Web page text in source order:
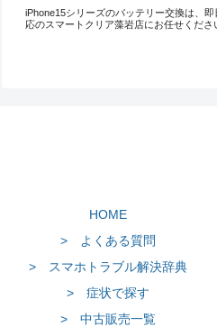
iPhone15シリーズのバッテリー交換は、即
応のスマートクリア藻岩店にお任せくださ
HOME
> よくある質問
> スマホトラブル解決辞典
> 症状で探す
> 中古販売一覧